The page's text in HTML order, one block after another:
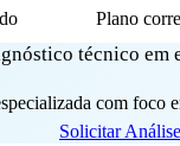
Plano
técnico em
com foco
Solicitar Análise